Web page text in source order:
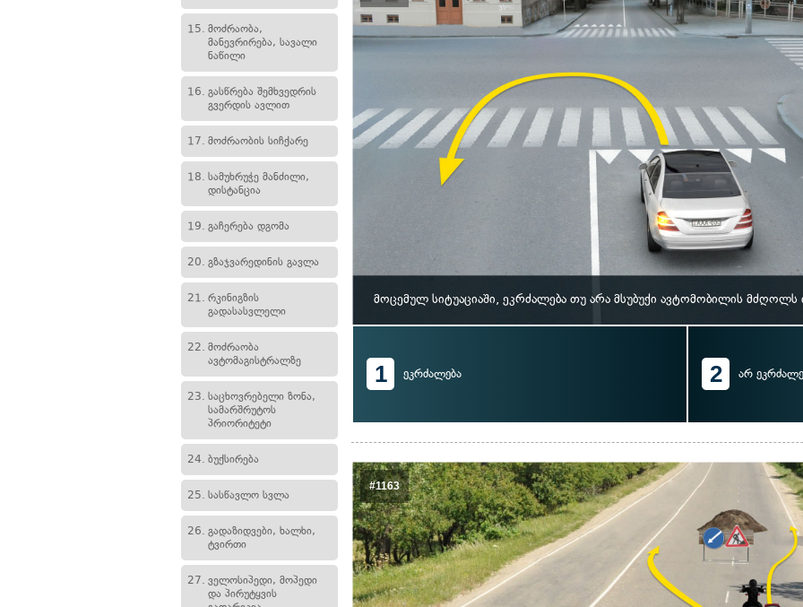
15. მოძრაობა,
მანევრირება, სავალი
ნაწილი
16. გასწრება შემხვედრის
გვერდის ავლით
17. მოძრაობის სიჩქარე
18. სამუხრუჭე მანძილი,
დისტანცია
19. გაჩერება დგომა
20. გზაჯვარედინის გავლა
21. რკინიგზის
გადასასვლელი
22. მოძრაობა
ავტომაგისტრალზე
23. საცხოვრებელი ზონა,
სამარშრუტოს
პრიორიტეტი
24. ბუქსირება
25. სასწავლო სვლა
26. გადაზიდვები, ხალხი,
ტვირთი
27. ველოსიპედი, მოპედი
და პირუტყვის
მოცემულ სიტუაციაში, ეკრძალება თუ არა მსუბუქი ავტომობილის
1 ეკრძალება 2 არ
#1163